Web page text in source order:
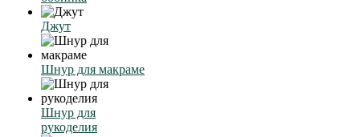
Джут
Шнур для макраме
Шнур для
рукоделия